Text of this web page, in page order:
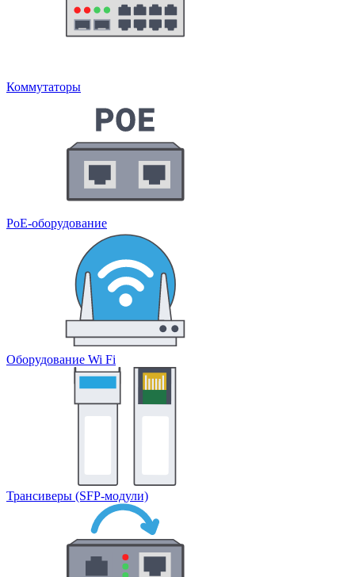
Коммутаторы
PoE-оборудование
Оборудование Wi Fi
Трансиверы (SFP-модули)